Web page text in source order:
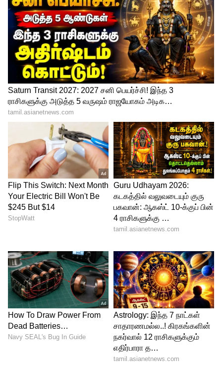
கடகம்: எந்த இட மாற்றம் தொடர்பான
திட்டமும் இருக்கும். குடும்ப விஷயங்களில்
வெளியாட்கள் யாரும் தலையிட
அனுமதிக்காதீர்கள்.
5
12
சிம்மம்: உங்கள் நேரம் சாதகமாக உள்ளது.
கிடைக்கும். தவறான பயணங்களில்
நேரத்தையும் இழக்க நேரிடும்.